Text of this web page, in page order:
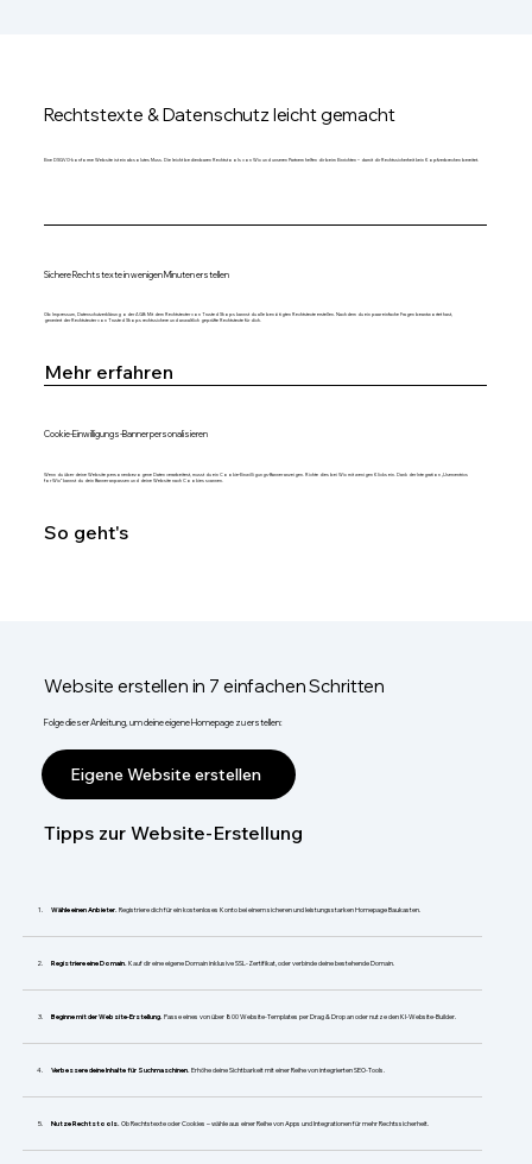
Rechtstexte & Datenschutz leicht gemacht
Eine DSGVO-konforme Website ist ein absolutes Muss. Die leicht bedienbaren Rechtstools von Wix und unseren Partnern helfen dir beim Einrichten – damit dir Rechtssicherheit kein Kopfzerbrechen bereitet.
Sichere Rechtstexte in wenigen Minuten erstellen
Ob Impressum, Datenschutzerklärung oder AGB: Mit dem Rechtstexter von Trusted Shops kannst du alle benötigten Rechtstexte erstellen. Nachdem du ein paar einfache Fragen beantwortet hast,
generiert der Rechtstexter von Trusted Shops rechtssichere und anwaltlich geprüfte Rechtstexte für dich.
Mehr erfahren
Cookie-Einwilligungs-Banner personalisieren
Wenn du über deine Website personenbezogene Daten verarbeitest, musst du ein Cookie-Einwilligungs-Banner anzeigen. Richte dies bei Wix mit wenigen Klicks ein. Dank der Integration „Usercentrics
for Wix“ kannst du dein Banner anpassen und deine Website nach Cookies scannen.
So geht's
Website erstellen in 7 einfachen Schritten
Folge dieser Anleitung, um deine eigene Homepage zu erstellen:
Eigene Website erstellen
Tipps zur Website-Erstellung
Wähle einen Anbieter. Registriere dich für ein kostenloses Konto bei einem sicheren und leistungsstarken Homepage Baukasten.
Registriere eine Domain. Kauf dir eine eigene Domain inklusive SSL-Zertifikat, oder verbinde deine bestehende Domain.
Beginne mit der Website-Erstellung. Passe eines von über 800 Website-Templates per Drag & Drop an oder nutze den KI-Website-Builder.
​Verbessere deine Inhalte für Suchmaschinen. Erhöhe deine Sichtbarkeit mit einer Reihe von integrierten SEO-Tools.
Nutze Rechtstools. Ob Rechtstexte oder Cookies – wähle aus einer Reihe von Apps und Integrationen für mehr Rechtssicherheit.